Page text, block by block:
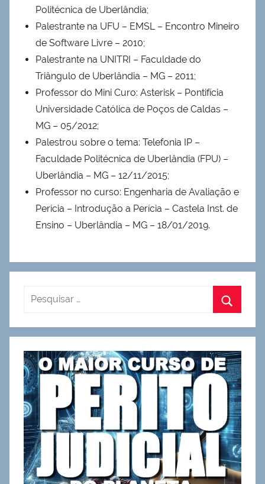
Politécnica de Uberlândia;
Palestrante na UFU – EMSL – Encontro Mineiro
de Software Livre – 2010;
Palestrante na UNITRI – Faculdade do
Triângulo de Uberlândia – MG – 2011;
Professor do Mini Curo: Asterisk – Pontifícia
Universidade Católica de Poços de Caldas –
MG – 05/2012;
Palestrou sobre o tema: Telefonia IP –
Faculdade Politécnica de Uberlândia (FPU) –
Uberlândia – MG – 12/11/2015;
Professor no curso: Engenharia de Avaliação e
Perícia – Introdução a Perícia – Castela Inst. de
Ensino – Uberlândia – MG – 18/01/2019.